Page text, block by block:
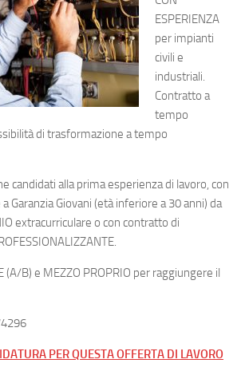
ESPERIENZA
per impianti
civili e
industriali.
Contratto a
tempo
di trasformazione a tempo
candidati alla prima esperienza di lavoro, con
Garanzia Giovani (età inferiore a 30 anni) da
extracurriculare o con contratto di
(A/B) e MEZZO PROPRIO per raggiungere il
PER QUESTA OFFERTA DI LAVORO